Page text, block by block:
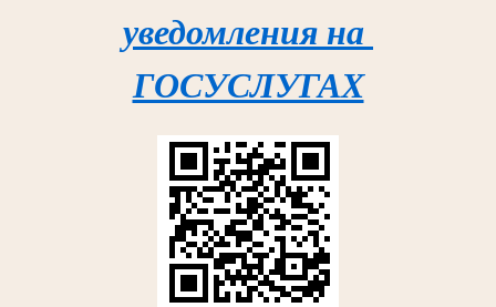
уведомления на
ГОСУСЛУГАХ